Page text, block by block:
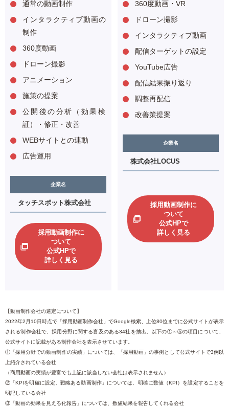
通常の動画制作
インタラクティブ動画の
制作
360度動画
ドローン撮影
アニメーション
施策の提案
公開後の分析（効果検
証）・修正・改善
WEBサイトとの連動
広告運用
企業名
タッチスポット株式会社
採用動画制作に
ついて
公式HPで
詳しく見る
360度動画・VR
ドローン撮影
インタラクティブ動画
配信ターゲットの設定
YouTube広告
配信結果振り返り
調整再配信
改善策提案
企業名
株式会社LOCUS
採用動画制作に
ついて
公式HPで
詳しく見る
【動画制作会社の選定について】
2022年2月10日時点で「採用動画制作会社」でGoogle検索、上位80位までに公式サイトが表示
される制作会社で、採用分野に関する言及のある34社を抽出。以下の①～⑤の項目について、
公式サイトに記載がある制作会社を表示させています。
①「採用分野での動画制作の実績」については、「採用動画」の事例として公式サイトで3例以
上紹介されている会社
（商用動画の実績が豊富でも上記に該当しない会社は表示されません）
②「KPIを明確に設定、戦略ある動画制作」については、明確に数値（KPI）を設定することを
明記している会社
③「動画の効果を見える化報告」については、数値結果を報告してくれる会社